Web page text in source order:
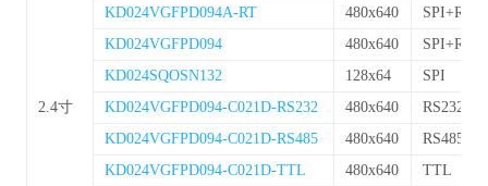
2.4寸
KD024VGFPD094A-RT
480x640
SPI+RGB
KD024VGFPD094
480x640
SPI+RGB
KD024SQOSN132
128x64
SPI
KD024VGFPD094-C021D-RS232
480x640
RS232
KD024VGFPD094-C021D-RS485
480x640
RS485
KD024VGFPD094-C021D-TTL
480x640
TTL